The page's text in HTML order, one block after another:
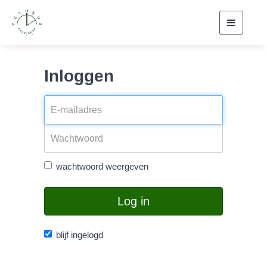
Inloggen
wachtwoord weergeven
Log in
blijf ingelogd